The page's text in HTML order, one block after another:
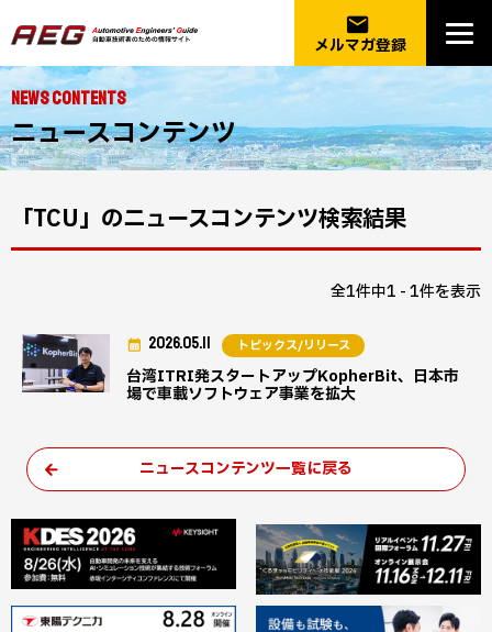
email
メルマガ登録
NEWS CONTENTS
ニュースコンテンツ
「TCU」のニュースコンテンツ検索結果
全1件中1 - 1件を表示
台湾ITRI発スタートアップKopherBit、日本市
場で車載ソフトウェア事業を拡大
2026.05.11 トピックス/リリース
ニュースコンテンツ一覧に戻る